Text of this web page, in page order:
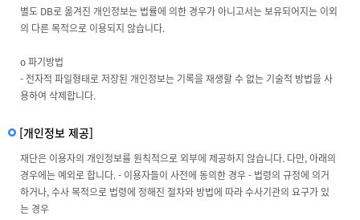
별도 DB로 옮겨진 개인정보는 법률에 의한 경우가 아니고서는 보유되어지는 이외
의 다른 목적으로 이용되지 않습니다.
ο 파기방법
- 전자적 파일형태로 저장된 개인정보는 기록을 재생할 수 없는 기술적 방법을 사
용하여 삭제합니다.
[개인정보 제공]
재단은 이용자의 개인정보를 원칙적으로 외부에 제공하지 않습니다. 다만, 아래의
경우에는 예외로 합니다. - 이용자들이 사전에 동의한 경우 - 법령의 규정에 의거
하거나, 수사 목적으로 법령에 정해진 절차와 방법에 따라 수사기관의 요구가 있
는 경우